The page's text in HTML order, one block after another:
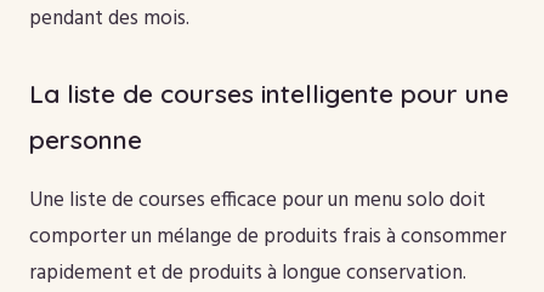
pendant des mois.
La liste de courses intelligente pour une
personne
Une liste de courses efficace pour un menu solo doit
comporter un mélange de produits frais à consommer
rapidement et de produits à longue conservation.